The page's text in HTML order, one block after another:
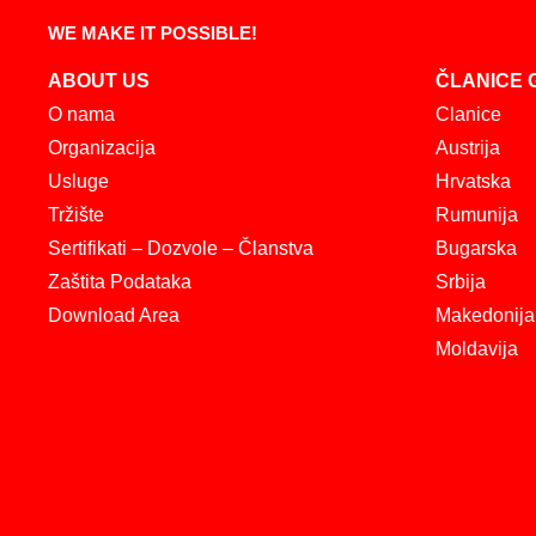
WE MAKE IT POSSIBLE!
ABOUT US
O nama
Organizacija
Usluge
Tržište
Sertifikati – Dozvole – Članstva
Zaštita Podataka
Download Area
ČLANICE
Clanice
Austrija
Hrvatska
Rumunija
Bugarska
Srbija
Makedonija
Moldavija